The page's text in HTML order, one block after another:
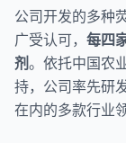
公司开发的多种
广受认可， 每四
剂。依托中国农
持，公司率先研
在内的多款行业